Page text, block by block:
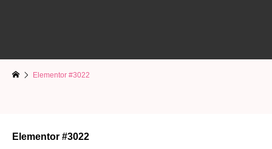
Elementor #3022
Elementor #3022